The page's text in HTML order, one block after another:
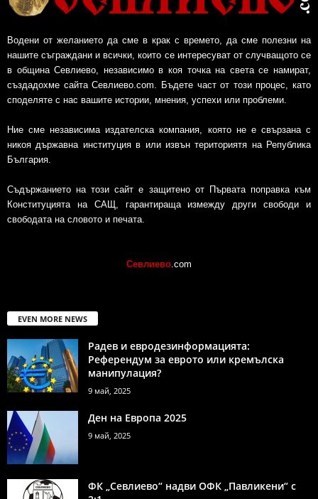
Водени от желанието да сме в крак с времето, да сме полезни на
нашите съграждани и всички, които се интересуват от случващото се
в община Севлиево, независимо в коя точка на света се намират,
създадохме сайта Севлиево.com. Бъдете част от този процес, като
споделяте с нас вашите истории, мнения, успехи или проблеми.
Ние сме независима издателска компания, която не е свързана с
никоя държавна институция в или извън териториятя на Република
България.
Съдържанието на този сайт е защитено от Първата поправка към
Конституцията на САЩ, гарантираща измежду други свободи и
свободата на словото и печата.
Севлиево .com
EVEN MORE NEWS
Радев и евродезинформацията:
Референдум за еврото или кремълска
манипулация?
9 май, 2025
Ден на Европа 2025
9 май, 2025
ФК „Севлиево“ надви ОФК „Павликени“ с